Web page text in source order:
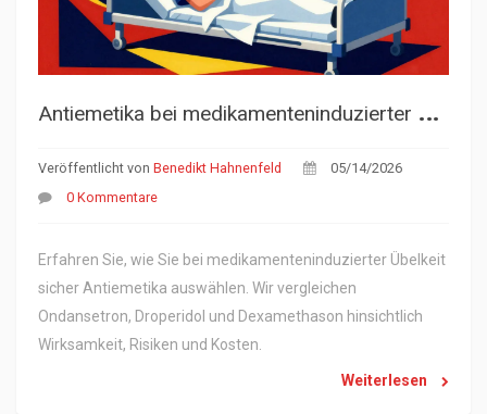
A
ntiemetika bei medikamenteninduzierter Übelkeit: Sichere Auswahl und Anwendung
Veröffentlicht von Benedikt Hahnenfeld
05/14/2026
0 Kommentare
Erfahren Sie, wie Sie bei medikamenteninduzierter Übelkeit
sicher Antiemetika auswählen. Wir vergleichen
Ondansetron, Droperidol und Dexamethason hinsichtlich
Wirksamkeit, Risiken und Kosten.
Weiterlesen